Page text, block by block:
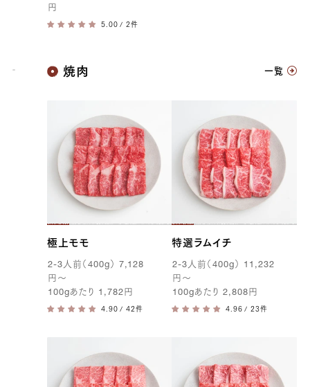
円
/ 2件
神戸牛
焼肉 一覧
極上モモ
2-3人前（ 400g）
7,128
円 〜
100gあたり 1,782 円
/ 42件
特選ラムイチ
2-3人前（400g） 11,232
円 〜
100gあたり2,808 円
/ 23件